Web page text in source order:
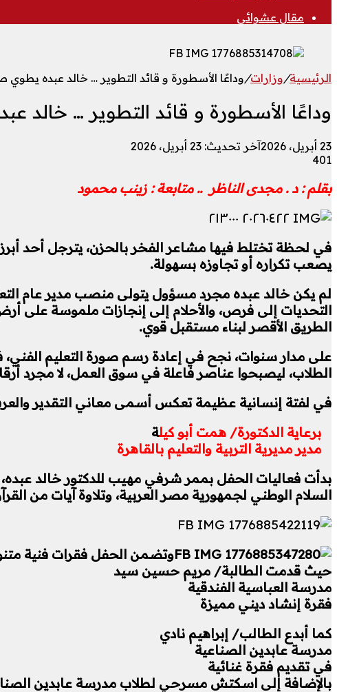
مقال عشوائي
الرئيسية/وزارات/وداعًا الأسطورة و قائد التطوير … خالد عبده
وداعًا الأسطورة و قائد التطوير …
23 أبريل، 2026
آخر تحديث: 23 أبريل، 2026
401
بقلم : د . مجدى الناظر ..متابعة : زينب محمود
في لحظة تختلط فيها مشاعر الفخر بالحزن، يترجل أحد أبرز
يصعب تكراره أو تجاوزه بسهولة.
لم يكن خالد عبده مجرد مسؤول يتولى منصب مدير عام
التحديات إلى فرص، والأحلام إلى إنجازات ملموسة على أرض
الطريق الأقصر لبناء مستقبل قوي.
على مدار سنوات، نجح في إعادة رسم صورة التعليم الفني،
الطلاب، ليصبحوا عناصر فاعلة في سوق العمل، لا مجرد
في لفتة إنسانية عظيمة تعكس أسمى معاني التقدير
برعاية الدكتورة/ همت أبو كيلة
مدير مديرية التربية والتعليم بالقاهرة
بدأت فعاليات الحفل بممر شرفي مهيب للدكتور خالد
السلام الوطني لجمهورية مصر العربية، وتلاوة آيات من
وتضمن الحفل فقرات فنية
حيث قدمت الطالبة/ مريم حسين سيد
مدرسة العباسية الفندقية
فقرة إنشاد ديني مميزة
كما أبدع الطالب/ إبراهيم نادي
مدرسة عابدين الصناعية
في تقديم فقرة غنائية
بالإضافة إلى اسكتش مسرحي لطلاب مدرسة عابدين